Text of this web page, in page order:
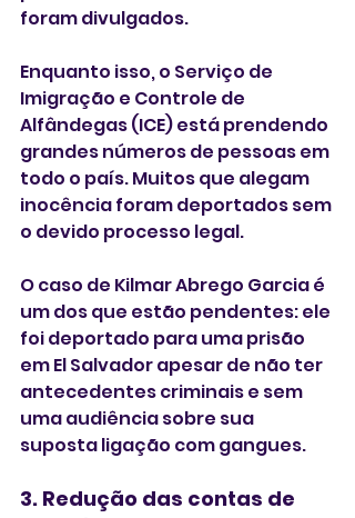
foram divulgados.
Enquanto isso, o Serviço de
Imigração e Controle de
Alfândegas (ICE) está prendendo
grandes números de pessoas em
todo o país. Muitos que alegam
inocência foram deportados sem
o devido processo legal.
O caso de Kilmar Abrego Garcia é
um dos que estão pendentes: ele
foi deportado para uma prisão
em El Salvador apesar de não ter
antecedentes criminais e sem
uma audiência sobre sua
suposta ligação com gangues.
3. Redução das contas de